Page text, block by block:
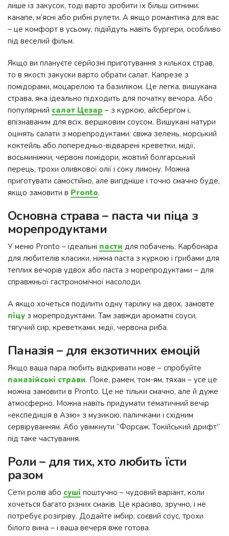
лише із закусок, тоді варто зробити їх більш ситними:
канапе, м’ясні або рибні рулети. А якщо романтика для вас
– це комфорт в усьому, підійдуть навіть бургери, особливо
під веселий фільм.
Якщо ви плануєте серйозні приготування з кількох страв,
то в якості закуски варто обрати салат. Капрезе з
помідорами, моцарелою та базиліком. Це легка, вишукана
страва, яка ідеально підходить для початку вечора. Або
популярний салат Цезар – з куркою, айсбергом і,
впізнаваним для всіх, вершковим соусом. Вишукані натури
оцінять салати з морепродуктами: свіжа зелень, морський
коктейль або попередньо-відварені креветки, мідії,
восьминіжки, червоні помідори, жовтий болгарський
перець, трохи оливкової олії і соку лимону. Можна
приготувати самостійно, але вигідніше і точно смачно буде,
якщо замовити в Pronto.
Основна страва – паста чи піца з
морепродуктами
У меню Pronto – ідеальні пасти для побачень. Карбонара
для любителів класики, ніжна паста з куркою і грибами для
теплих вечорів удвох або паста з морепродуктами – для
справжньої гастрономічної насолоди.
А якщо хочеться поділити одну тарілку на двох, замовте
піцу з морепродуктами. Там завжди ароматні соуси,
тягучий сир, креветками, мідії, червона риба.
Паназія – для екзотичних емоцій
Якщо ваша пара любить відкривати нове – спробуйте
паназійські страви. Поке, рамен, том-ям, тяхан – усе це
можна замовити в Pronto. Це не тільки смачно, але й дуже
атмосферно. Можна навіть придумати тематичний вечір
«експедиція в Азію» з музикою, паличками і східним
сервіруванням. Або увімкнути “Форсаж. Токійський дрифт”
під таке частування.
Роли – для тих, хто любить їсти
разом
Сети ролів або суші поштучно – чудовий варіант, коли
хочеться багато різних смаків. Це красиво, зручно, і не
потребує розігріву. Додайте імбир, соєвий соус, трохи
білого вина – і ваша вечеря вже готова.